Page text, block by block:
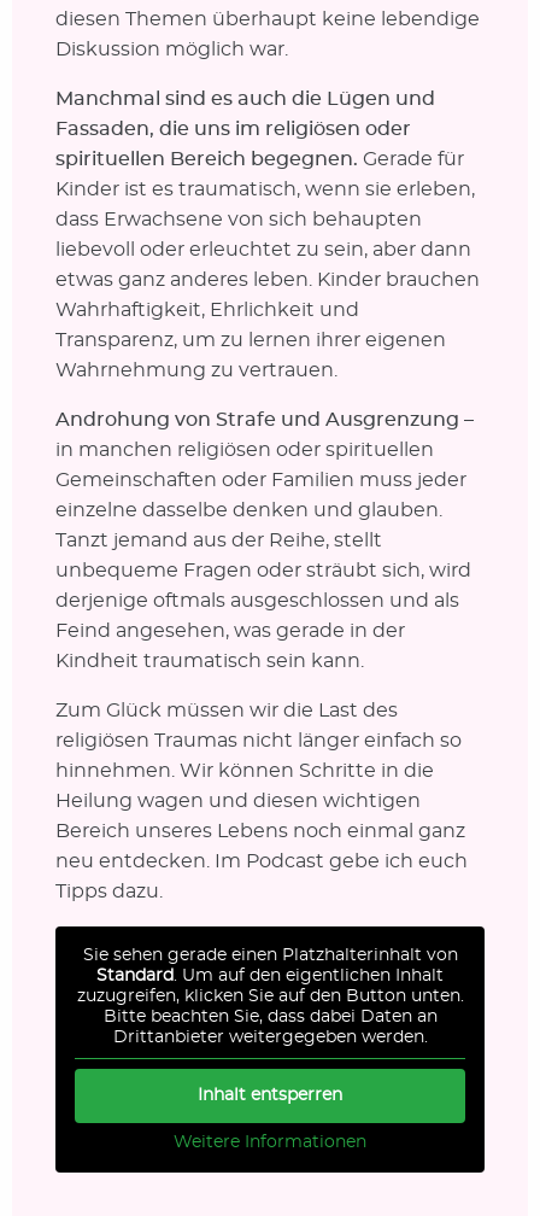
diesen Themen überhaupt keine lebendige
Diskussion möglich war.
Manchmal sind es auch die Lügen und
Fassaden, die uns im religiösen oder
spirituellen Bereich begegnen. Gerade für
Kinder ist es traumatisch, wenn sie erleben,
dass Erwachsene von sich behaupten
liebevoll oder erleuchtet zu sein, aber dann
etwas ganz anderes leben.
Kinder brauchen
Wahrhaftigkeit, Ehrlichkeit und
Transparenz, um zu lernen ihrer eigenen
Wahrnehmung zu vertrauen.
Androhung von Strafe und Ausgrenzung –
in manchen religiösen oder spirituellen
Gemeinschaften oder Familien muss jeder
einzelne dasselbe denken und glauben.
Tanzt jemand aus der Reihe, stellt
unbequeme Fragen oder sträubt sich, wird
derjenige oftmals ausgeschlossen und als
Feind angesehen, was gerade in der
Kindheit traumatisch sein kann.
Zum Glück müssen wir die Last des
religiösen Traumas nicht länger einfach so
hinnehmen. Wir können Schritte in die
Heilung wagen und diesen wichtigen
Bereich unseres Lebens noch einmal ganz
neu entdecken. Im Podcast gebe ich euch
Tipps dazu.
Sie sehen gerade einen Platzhalterinhalt von
Standard. Um auf den eigentlichen Inhalt
zuzugreifen, klicken Sie auf den Button unten.
Bitte beachten Sie, dass dabei Daten an
Drittanbieter weitergegeben werden.
Inhalt entsperren
Weitere Informationen